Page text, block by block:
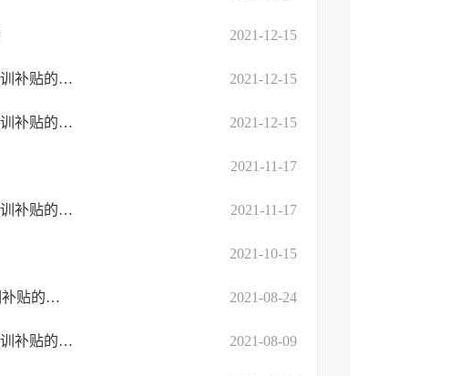
2021-12-15
关于对高新区职业培训机构2021年第五批职业技能提升培训补贴的公示 2021-12-15
关于预支付临沂市海纳电子有限公司2021年新型学徒制培训补贴的公示 2021-12-15
2021-11-17
关于对高新区职业培训机构2021年第四批职业技能提升培训补贴的公示 2021-11-17
2021-10-15
2021年临沂高新区关于发放企业稳岗扩岗 “以工代训”培训补贴的公示（第一批） 2021-08-24
关于对高新区职业培训机构2021年第三批职业技能提升培训补贴的公示 2021-08-09